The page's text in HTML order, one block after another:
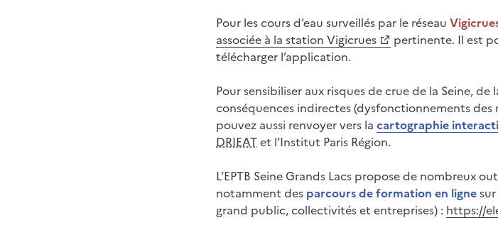
Pour les cours d’eau surveillés par le réseau
associée à la station Vigicrues
pertinente. Il est
télécharger l’application.
Pour sensibiliser aux risques de crue de la Seine, de
conséquences indirectes (dysfonctionnements des
pouvez aussi renvoyer vers la cartographie
DRIEATet l’Institut Paris Région.
L’EPTB Seine Grands Lacs propose de nombreux
notamment des parcours de formation en ligne
grand public, collectivités et entreprises) : https://